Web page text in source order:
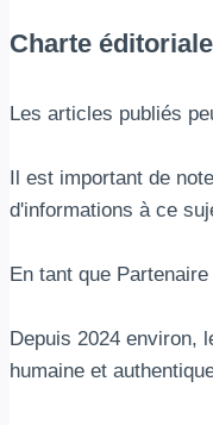
Charte éditoriale
Les articles publiés
Il est important de
d'informations à ce
En tant que
Depuis 2024 environ,
humaine et